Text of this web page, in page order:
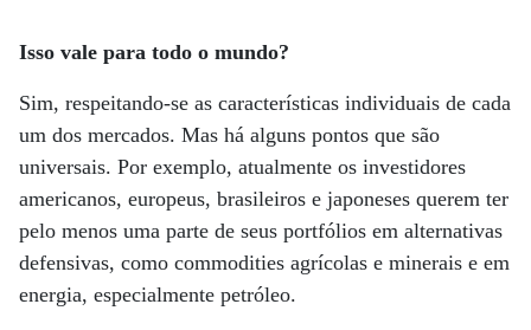
Isso vale para todo o mundo?
Sim, respeitando-se as características individuais de cada
um dos mercados. Mas há alguns pontos que são
universais. Por exemplo, atualmente os investidores
americanos, europeus, brasileiros e japoneses querem ter
pelo menos uma parte de seus portfólios em alternativas
defensivas, como commodities agrícolas e minerais e em
energia, especialmente petróleo.